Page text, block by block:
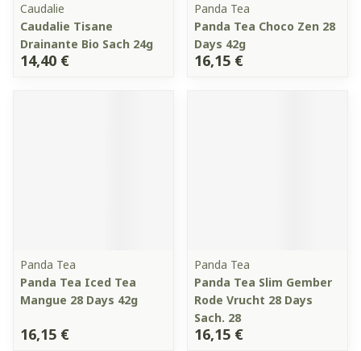
Caudalie
Caudalie Tisane
Drainante Bio Sach 24g
14,40 €
Panda Tea
Panda Tea Choco Zen 28
Days 42g
16,15 €
Panda Tea
Panda Tea Iced Tea
Mangue 28 Days 42g
16,15 €
Panda Tea
Panda Tea Slim Gember
Rode Vrucht 28 Days
Sach. 28
16,15 €